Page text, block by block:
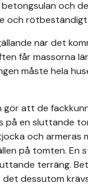
och
och rötbeständigt
när det
får massorna
måste hela
gör att de
på en sluttande
och armeras
på tomten. En
terräng.
det dessutom